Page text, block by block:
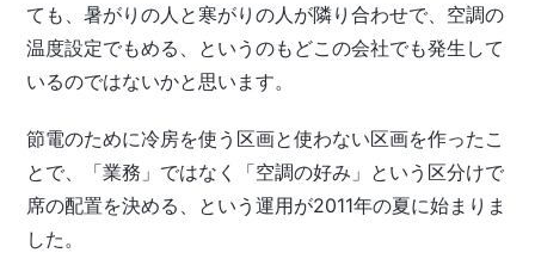
ても、暑がりの人と寒がりの人が隣り合わせで、空調の
温度設定でもめる、というのもどこの会社でも発生して
いるのではないかと思います。
節電のために冷房を使う区画と使わない区画を作ったこ
とで、「業務」ではなく「空調の好み」という区分けで
席の配置を決める、という運用が2011年の夏に始まりま
した。